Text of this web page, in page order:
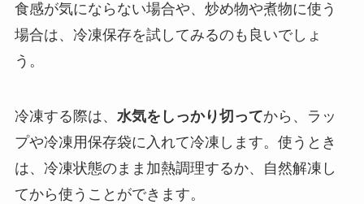
食感が気にならない場合や、炒め物や煮物に使う
場合は、冷凍保存を試してみるのも良いでしょ
う。
冷凍する際は、 水気をしっかり切ってから、ラッ
プや冷凍用保存袋に入れて冷凍します。使うとき
は、冷凍状態のまま加熱調理するか、自然解凍し
てから使うことができます。